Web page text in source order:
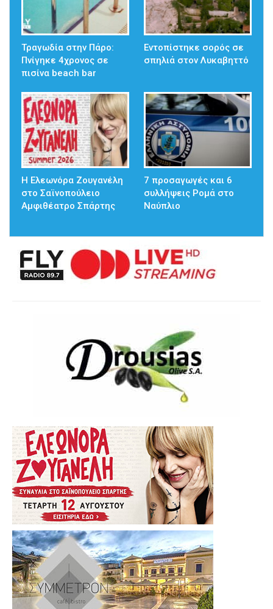
Τραγωδία στην Πάρο:
Πνίγηκε 4χρονος σε
πισίνα beach bar
Εντοπίστηκε σορός σε
σπηλιά στον Λυκαβηττό
Η Ελεωνόρα Ζουγανέλη
στο Σαϊνοπούλειο
Αμφιθέατρο Σπάρτης
7 προσαγωγές και 6
συλλήψεις Ρομά στο
Ναύπλιο